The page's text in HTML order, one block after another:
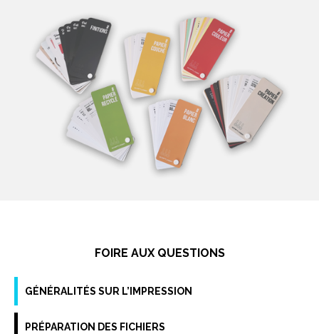
FOIRE AUX QUESTIONS
GÉNÉRALITÉS SUR L’IMPRESSION
PRÉPARATION DES FICHIERS